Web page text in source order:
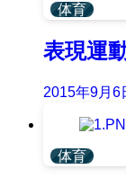
体育
表現運
2015年9月6
体育